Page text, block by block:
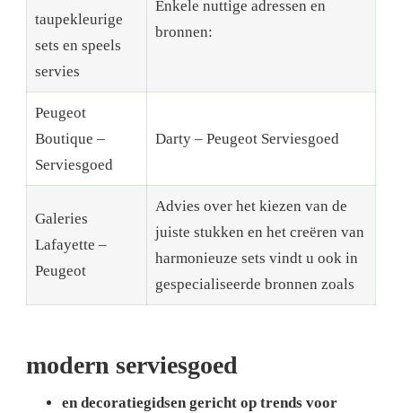
taupekleurige
sets en speels
servies
Enkele nuttige adressen en
bronnen:
Peugeot
Boutique –
Serviesgoed
Darty – Peugeot Serviesgoed
Galeries
Lafayette –
Peugeot
Advies over het kiezen van de
juiste stukken en het creëren van
harmonieuze sets vindt u ook in
gespecialiseerde bronnen zoals
modern serviesgoed
en decoratiegidsen gericht op trends voor